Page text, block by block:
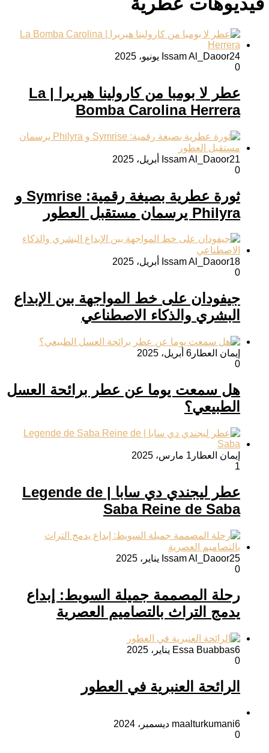
Issam Al_Daoor24 يونيو، 2025
0
عطر لا بومبا من كارولينا هيريرا | La
Bomba Carolina Herrera
Issam Al_Daoor21 أبريل، 2025
0
ثورة عطرية بصيغة رقمية: Symrise و
Philyra يرسمان مستقبل العطور
Issam Al_Daoor18 أبريل، 2025
0
جيفودان على خط المواجهة بين الإبداع
البشري والذكاء الاصطناعي
إيمان العطار 6 أبريل، 2025
0
هل سمعت يوما عن عطر برائحة العسل
الطبيعي؟
إيمان العطار 1 مارس، 2025
1
عطر ليجندي دي سابا | Legende de
Saba Reine de Saba
Issam Al_Daoor25 يناير، 2025
0
رحلة المصممة جميلة السويط: إبداع
يدمج التراث بالتصاميم العصرية
Essa Buabbas6 يناير، 2025
0
الرائحة العنبرية في العطور
maalturkumani6 ديسمبر، 2024
0